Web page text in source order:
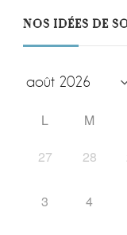
NOS IDÉES DE
L M
27
28
3 4